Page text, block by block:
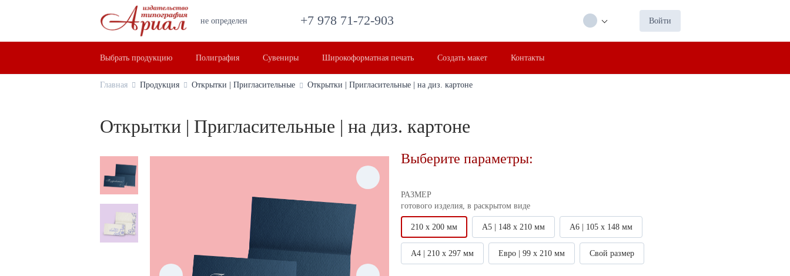
не определен +7 978 71-72-903 Войти
Выбрать продукцию Полиграфия Сувениры Широкоформатная печать Создать макет Контакты
Главная Продукция Открытки | Пригласительные Открытки | Пригласительные | на диз. картоне
Открытки | Пригласительные | на диз. картоне
Выберите параметры:
РАЗМЕР
готового изделия, в раскрытом виде
210 х 200 мм А5 | 148 х 210 мм А6 | 105 х 148 мм
А4 | 210 х 297 мм Евро | 99 х 210 мм Свой размер